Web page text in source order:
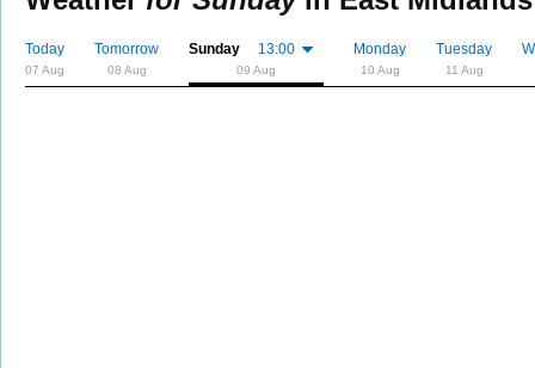
Today
07 Aug
Tomorrow
08 Aug
Sunday 13:00
09 Aug
Monday
10 Aug
Tuesday
11 Aug